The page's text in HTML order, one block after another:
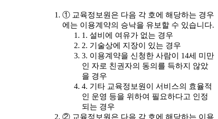
① 교육정보원은 다음 각 호에 해당하는 경우
에는 이용계약의 승낙을 유보할 수 있습니다.
1. 설비에 여유가 없는 경우
2. 기술상에 지장이 있는 경우
3. 이용계약을 신청한 사람이 14세 미만
인 자로 친권자의 동의를 득하지 않았
을 경우
4. 기타 교육정보원이 서비스의 효율적
인 운영 등을 위하여 필요하다고 인정
되는 경우
② 교육정보원은 다음 각 호에 해당하는 이용